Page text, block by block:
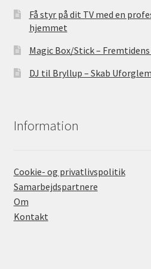
Få styr på dit TV med en
hjemmet
Magic Box/Stick –
DJ til Bryllup – Skab
Information
Cookie- og privatlivspolitik
Samarbejdspartnere
Om
Kontakt